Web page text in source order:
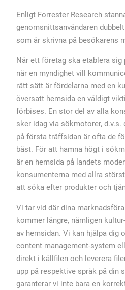
Enligt Forrester Research
genomsnittsanvändaren
som är skrivna på besökarens
När ett företag ska etablera sig
när en myndighet vill
rätt sätt är fördelarna med en
översatt hemsida en väldigt
förbises. En stor del av alla
sker idag via sökmotorer,
på första träffsidan är ofta de
bäst. För att hamna högt i
är en hemsida på landets
konsumenterna med allra
att söka efter produkter och
Vi tar vid där dina
kommer längre, nämligen
av hemsidan. Vi kan hjälpa dig
content management-system
direkt i källfilen och leverera
upp på respektive språk på din
garanterar vi inte bara en